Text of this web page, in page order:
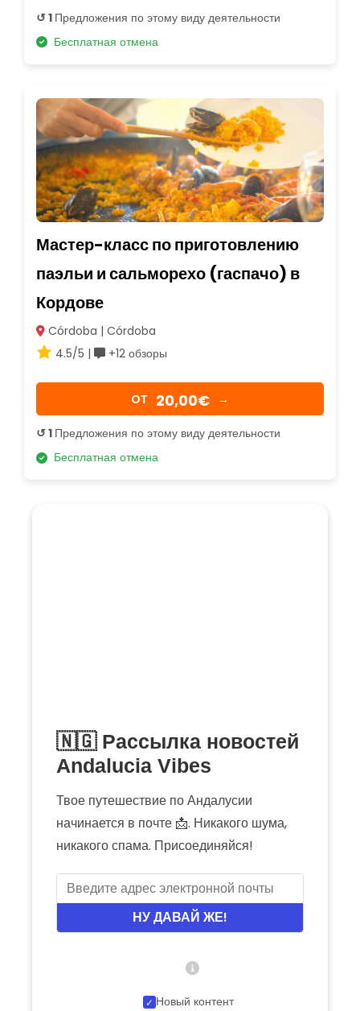
↺ 1 Предложения по этому виду деятельности
Бесплатная отмена
Мастер-класс по приготовлению
паэльи и сальморехо (гаспачо) в
Кордове
Córdoba | Córdoba
4.5/5 |
+12 обзоры
OТ 20,00€ →
↺ 1 Предложения по этому виду деятельности
Бесплатная отмена
🇳🇬 Рассылка новостей
Andalucia Vibes
Твое путешествие по Андалусии
начинается в почте 📩. Никакого шума,
никакого спама. Присоединяйся!
НУ ДАВАЙ ЖЕ!
Новый контент